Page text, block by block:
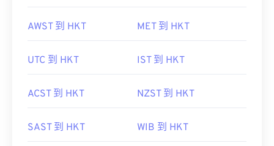
AWST 到 HKT MET 到 HKT
UTC 到 HKT IST 到 HKT
ACST 到 HKT NZST 到 HKT
SAST 到 HKT WIB 到 HKT